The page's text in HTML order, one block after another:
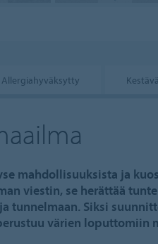
Allergiahyväksytty
mahdollisuuksista ja
viestin, se herättää
tunnelmaan. Siksi
värien loputtomiin